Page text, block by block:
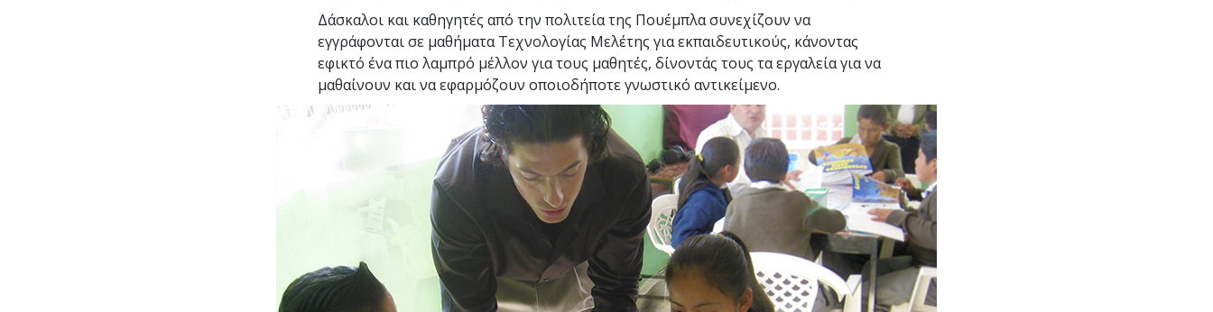
Δάσκαλοι και καθηγητές από την πολιτεία της Πουέμπλα συνεχίζουν να
εγγράφονται σε μαθήματα Τεχνολογίας Μελέτης για εκπαιδευτικούς, κάνοντας
εφικτό ένα πιο λαμπρό μέλλον για τους μαθητές, δίνοντάς τους τα εργαλεία για να
μαθαίνουν και να εφαρμόζουν οποιοδήποτε γνωστικό αντικείμενο.